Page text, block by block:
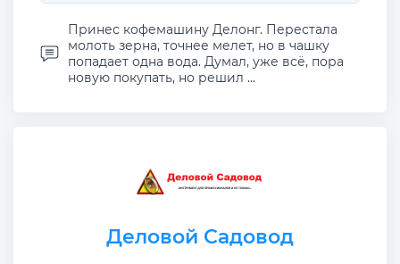
Принес кофемашину Делонг. Перестала
молоть зерна, точнее мелет, но в чашку
попадает одна вода. Думал, уже всё, пора
новую покупать, но решил ...
Деловой Садовод